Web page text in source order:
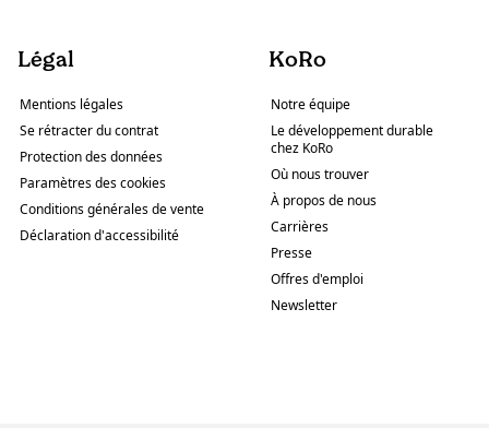
Légal
Mentions légales
Se rétracter du contrat
Protection des données
Paramètres des cookies
Conditions générales de vente
Déclaration d'accessibilité
KoRo
Notre équipe
Le développement durable
chez KoRo
Où nous trouver
À propos de nous
Carrières
Presse
Offres d'emploi
Newsletter